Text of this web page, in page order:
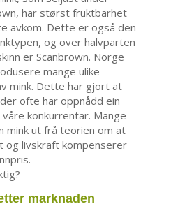
har størst fruktbarhet
avkom. Dette er også den
og over halvparten
er Scanbrown. Norge
mange ulike
mink. Dette har gjort at
ofte har oppnådd ein
konkurrentar. Mange
mink ut frå teorien om at
og livskraft kompenserer
marknaden